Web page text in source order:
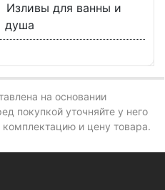
Изливы для ванны и
душа
на основании
покупкой уточняйте у него
и цену товара.